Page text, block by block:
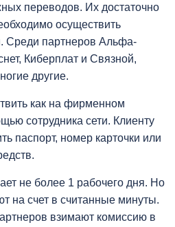
переводов. Их достаточно
осуществить
Среди партнеров Альфа-
Киберплат и Связной,
другие.
как на фирменном
сотрудника сети. Клиенту
паспорт, номер карточки или
не более 1 рабочего дня. Но
на счет в считанные минуты.
взимают комиссию в